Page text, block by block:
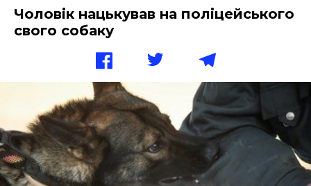
Чоловік нацькував на поліцейського
свого собаку